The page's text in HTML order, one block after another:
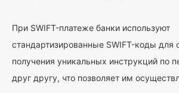
При SWIFT-платеже банки используют
стандартизированные SWIFT-коды для
получения уникальных инструкций по
друг другу, что позволяет им